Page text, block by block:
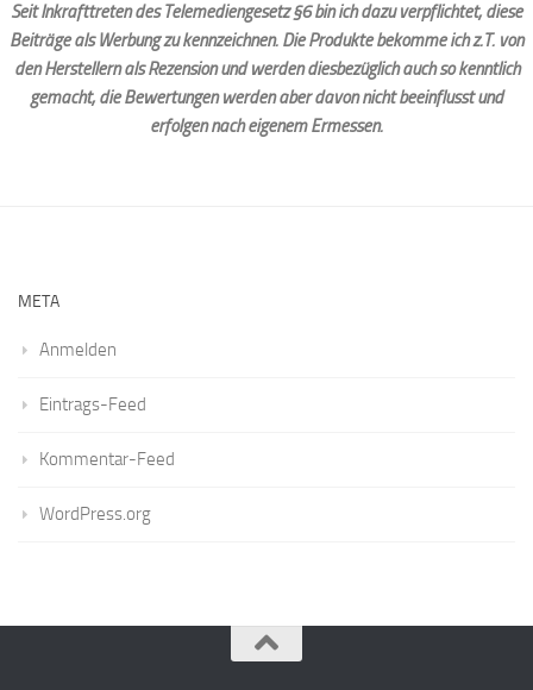
Seit Inkrafttreten des Telemediengesetz §6 bin ich dazu verpflichtet, diese
Beiträge als Werbung zu kennzeichnen. Die Produkte bekomme ich z.T. von
den Herstellern als Rezension und werden diesbezüglich auch so kenntlich
gemacht, die Bewertungen werden aber davon nicht beeinflusst und
erfolgen nach eigenem Ermessen.
META
Anmelden
Eintrags-Feed
Kommentar-Feed
WordPress.org